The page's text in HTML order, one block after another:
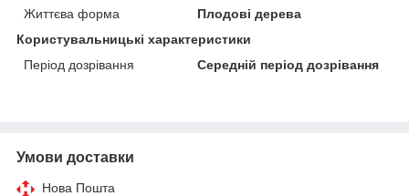
Життєва форма
Плодові дерева
Користувальницькі характеристики
Період дозрівання
Середній період дозрівання
Умови доставки
Нова Пошта